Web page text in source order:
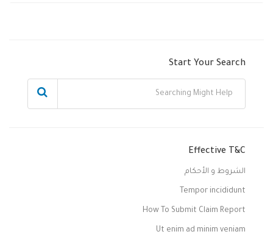
Start Your Search
Effective T&C
الشروط و الأحكام
Tempor incididunt
How To Submit Claim Report
Ut enim ad minim veniam